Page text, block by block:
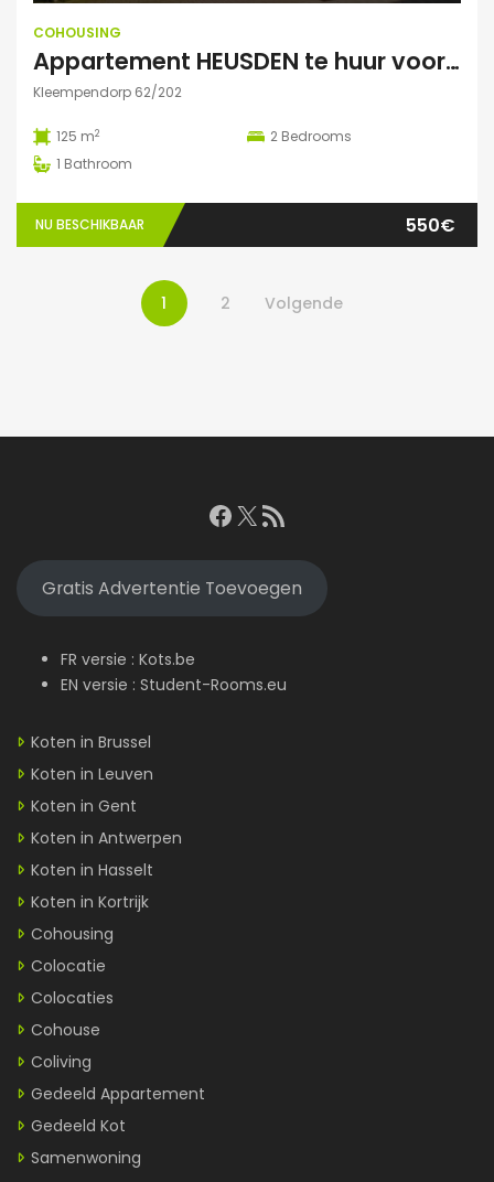
COHOUSING
Appartement HEUSDEN te huur voor COHOUSING
Kleempendorp 62/202
125 m2 2 Bedrooms
1 Bathroom
NU BESCHIKBAAR 550€
1 2 Volgende
Facebook
X RSS feed
Gratis Advertentie Toevoegen
FR versie : Kots.be
EN versie : Student-Rooms.eu
Koten in Brussel
Koten in Leuven
Koten in Gent
Koten in Antwerpen
Koten in Hasselt
Koten in Kortrijk
Cohousing
Colocatie
Colocaties
Cohouse
Coliving
Gedeeld Appartement
Gedeeld Kot
Samenwoning